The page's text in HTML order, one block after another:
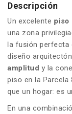
Descripción
Un excelente piso
una zona
la fusión perfecta
diseño
amplitud y la
piso en la Parcela
que un hogar: es
En una